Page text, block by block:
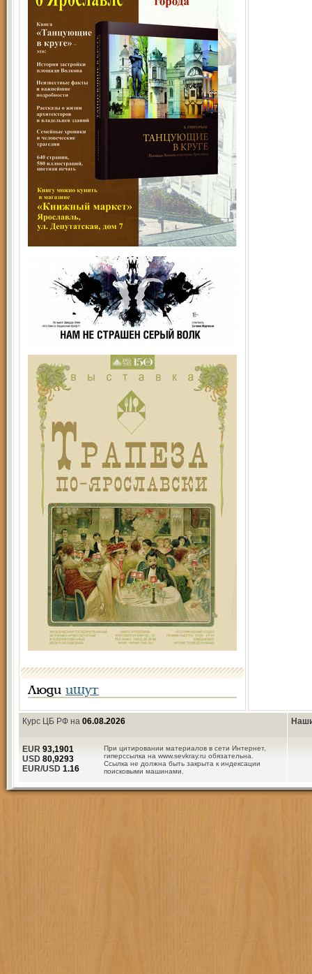
Люди ищут
Курс ЦБ РФ на 06.08.2026
При цитировании материалов в сети Интернет,
гиперссылка на www.sevkray.ru обязательна.
Ссылка не должна быть закрыта к индексации
поисковыми машинами.
EUR 93,1901
USD 80,9293
EUR/USD 1.16